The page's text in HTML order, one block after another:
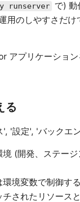
runserver で) 動
用のしやすさだ
アプリケーショ
る
'設定', 'バックエ
(開発、ステー
境変数で制御する
されたリソース